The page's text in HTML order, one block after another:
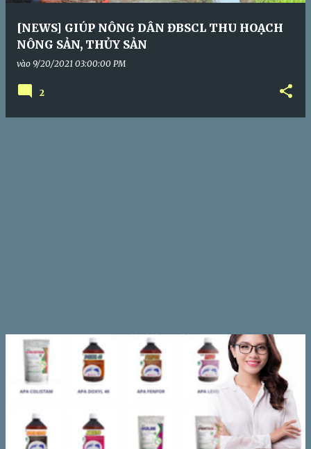
[NEWS] GIÚP NÔNG DÂN ĐBSCL THU HOẠCH
NÔNG SẢN, THỦY SẢN
vào 9/20/2021 03:00:00 PM
2